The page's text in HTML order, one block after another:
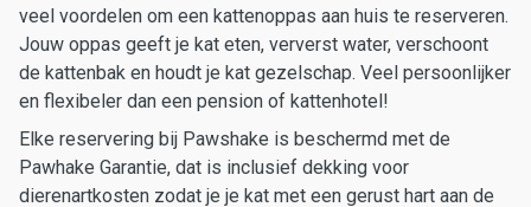
veel voordelen om een kattenoppas aan huis te reserveren.
Jouw oppas geeft je kat eten, ververst water, verschoont
de kattenbak en houdt je kat gezelschap. Veel persoonlijker
en flexibeler dan een pension of kattenhotel!
Elke reservering bij Pawshake is beschermd met de
Pawhake Garantie, dat is inclusief dekking voor
dierenartkosten zodat je je kat met een gerust hart aan de